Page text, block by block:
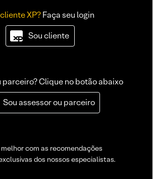
cliente XP?Faça seu login
Sou cliente
parceiro? Clique no botão abaixo
Sou assessor ou parceiro
com as recomendações
dos nossos especialistas.